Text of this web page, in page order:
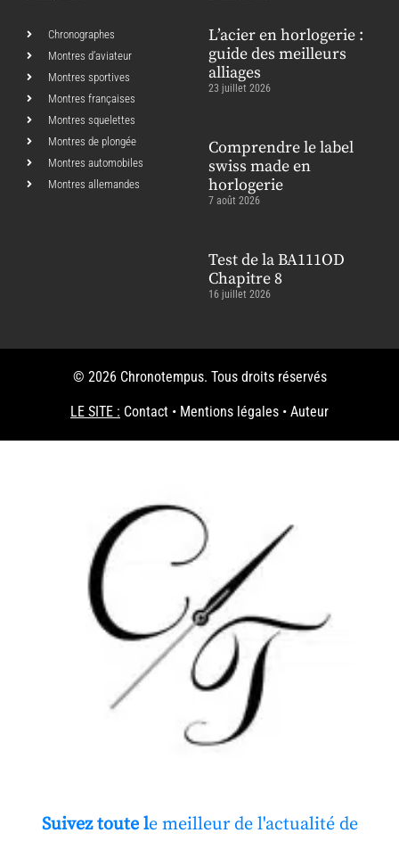
Chronographes
Montres d’aviateur
Montres sportives
Montres françaises
Montres squelettes
Montres de plongée
Montres automobiles
Montres allemandes
L’acier en horlogerie :
guide des meilleurs
alliages
23 juillet 2026
Comprendre le label
swiss made en
horlogerie
7 août 2026
Test de la BA111OD
Chapitre 8
16 juillet 2026
© 2026 Chronotempus. Tous droits réservés
LE SITE : Contact • Mentions légales • Auteur
Suivez toute le meilleur de l'actualité de